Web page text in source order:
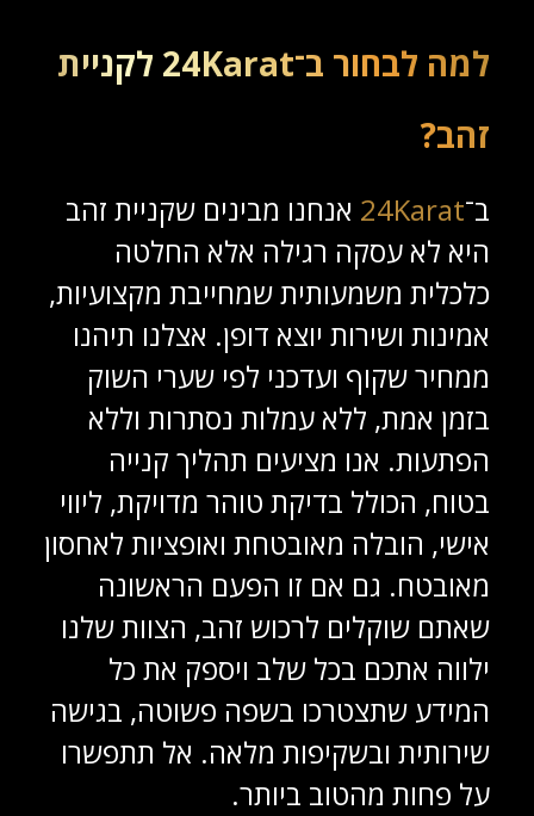
למה לבחור ב־24Karat לקניית
זהב?
ב־24Karat אנחנו מבינים שקניית זהב
היא לא עסקה רגילה אלא החלטה
כלכלית משמעותית שמחייבת מקצועיות,
אמינות ושירות יוצא דופן. אצלנו תיהנו
ממחיר שקוף ועדכני לפי שערי השוק
בזמן אמת, ללא עמלות נסתרות וללא
הפתעות. אנו מציעים תהליך קנייה
בטוח, הכולל בדיקת טוהר מדויקת, ליווי
אישי, הובלה מאובטחת ואופציות לאחסון
מאובטח. גם אם זו הפעם הראשונה
שאתם שוקלים לרכוש זהב, הצוות שלנו
ילווה אתכם בכל שלב ויספק את כל
המידע שתצטרכו בשפה פשוטה, בגישה
שירותית ובשקיפות מלאה. אל תתפשרו
על פחות מהטוב ביותר.